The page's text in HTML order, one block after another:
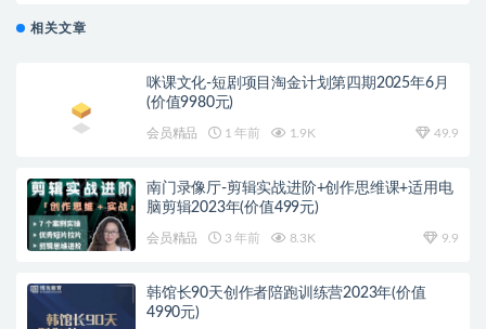
相关文章
咪课文化-短剧项目淘金计划第四期2025年6月
(价值9980元)
会员精品 1 年前 1.9K 49.9
南门录像厅-剪辑实战进阶+创作思维课+适用电
脑剪辑2023年(价值499元)
会员精品 3 年前 8.3K 9.9
韩馆长90天创作者陪跑训练营2023年(价值
4990元)